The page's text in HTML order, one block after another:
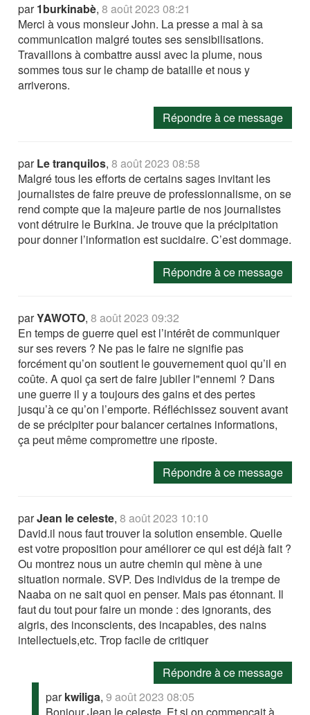
par1burkinabè,8 août 2023 08:21
Merci à vous monsieur John. La presse a mal à sa
communication malgré toutes ses sensibilisations.
Travaillons à combattre aussi avec la plume, nous
sommes tous sur le champ de bataille et nous y
arriverons.
Répondre à ce message
parLe tranquilos,8 août 2023 08:58
Malgré tous les efforts de certains sages invitant les
journalistes de faire preuve de professionnalisme, on se
rend compte que la majeure partie de nos journalistes
vont détruire le Burkina. Je trouve que la précipitation
pour donner l’information est sucidaire. C’est dommage.
Répondre à ce message
parYAWOTO,8 août 2023 09:32
En temps de guerre quel est l’intérêt de communiquer
sur ses revers ? Ne pas le faire ne signifie pas
forcément qu’on soutient le gouvernement quoi qu’il en
coûte. A quoi ça sert de faire jubiler l"ennemi ? Dans
une guerre il y a toujours des gains et des pertes
jusqu’à ce qu’on l’emporte. Réfléchissez souvent avant
de se précipiter pour balancer certaines informations,
ça peut même compromettre une riposte.
Répondre à ce message
parJean le celeste,8 août 2023 10:10
David.il nous faut trouver la solution ensemble. Quelle
est votre proposition pour améliorer ce qui est déjà fait ?
Ou montrez nous un autre chemin qui mène à une
situation normale. SVP. Des individus de la trempe de
Naaba on ne sait quoi en penser. Mais pas étonnant. Il
faut du tout pour faire un monde : des ignorants, des
aigris, des inconscients, des incapables, des nains
intellectuels,etc. Trop facile de critiquer
Répondre à ce message
parkwiliga,9 août 2023 08:05